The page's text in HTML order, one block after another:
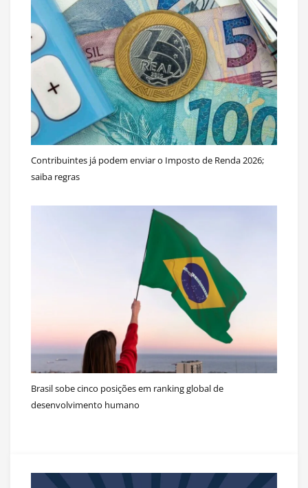
Contribuintes já podem enviar o Imposto de Renda 2026;
saiba regras
Brasil sobe cinco posições em ranking global de
desenvolvimento humano